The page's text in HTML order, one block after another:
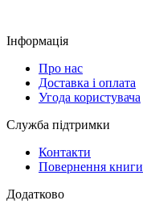
Інформація
Про нас
Доставка і оплата
Угода користувача
Служба підтримки
Контакти
Повернення книги
Додатково